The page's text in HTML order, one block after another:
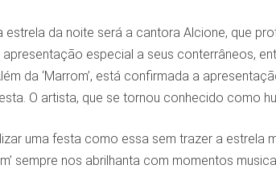
estrela da noite será a cantora Alcione, que
apresentação especial a seus conterrâneos,
da ‘Marrom’, está confirmada a
O artista, que se tornou conhecido como
uma festa como essa sem trazer a estrela
sempre nos abrilhanta com momentos